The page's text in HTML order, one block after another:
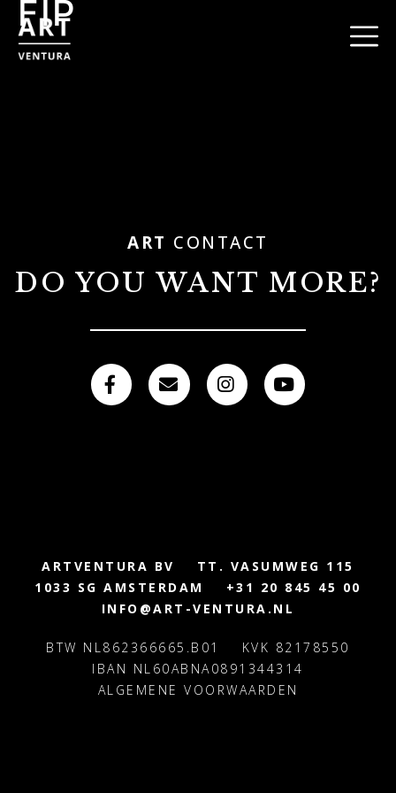
FIP
ART CONTACT
DO YOU WANT MORE?
ARTVENTURA BV
TT. VASUMWEG 115
1033 SG AMSTERDAM
+31 20 845 45 00
INFO@ART-VENTURA.NL
BTW NL862366665.B01
KVK 82178550
IBAN NL60ABNA0891344314
ALGEMENE VOORWAARDEN